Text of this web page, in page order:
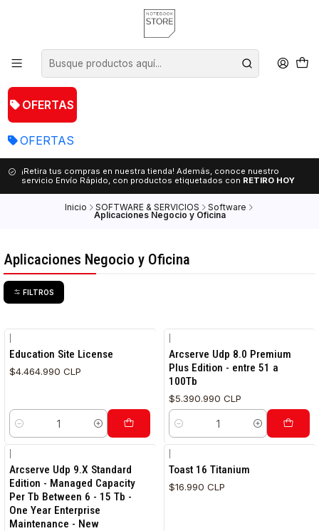
OFERTAS
OFERTAS
¡Retira tus compras en nuestra tienda! Además, conoce nuestro
servicio Envío Rápido, con productos etiquetados con RETIRO HOY
Inicio SOFTWARE & SERVICIOS Software
Aplicaciones Negocio y Oficina
Aplicaciones Negocio y Oficina
FILTROS
Education Site License
$4.464.990 CLP
Cantidad
Arcserve Udp 8.0 Premium
Plus Edition - entre 51 a
100Tb
$5.390.990 CLP
Cantidad
Arcserve Udp 9.X Standard
Edition - Managed Capacity
Per Tb Between 6 - 15 Tb -
One Year Enterprise
Maintenance - New
Toast 16 Titanium
$16.990 CLP